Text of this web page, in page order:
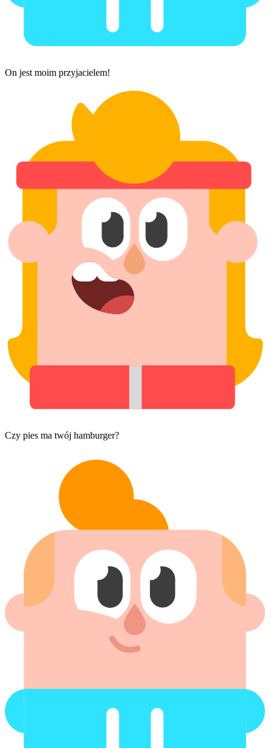
On jest moim przyjacielem!
Czy pies ma twój hamburger?